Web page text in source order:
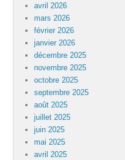
avril 2026
mars 2026
février 2026
janvier 2026
décembre 2025
novembre 2025
octobre 2025
septembre 2025
août 2025
juillet 2025
juin 2025
mai 2025
avril 2025